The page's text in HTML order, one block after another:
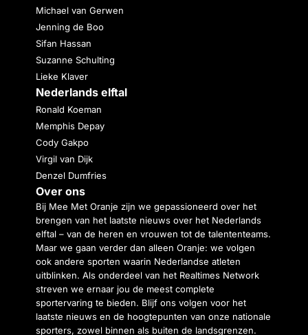
Michael van Gerwen
Jenning de Boo
Sifan Hassan
Suzanne Schulting
Lieke Klaver
Nederlands elftal
Ronald Koeman
Memphis Depay
Cody Gakpo
Virgil van Dijk
Denzel Dumfries
Over ons
Bij Mee Met Oranje zijn we gepassioneerd over het
brengen van het laatste nieuws over het Nederlands
elftal – van de heren en vrouwen tot de talententeams.
Maar we gaan verder dan alleen Oranje: we volgen
ook andere sporten waarin Nederlandse atleten
uitblinken. Als onderdeel van het Realtimes Network
streven we ernaar jou de meest complete
sportervaring te bieden. Blijf ons volgen voor het
laatste nieuws en de hoogtepunten van onze nationale
sporters, zowel binnen als buiten de landsgrenzen.